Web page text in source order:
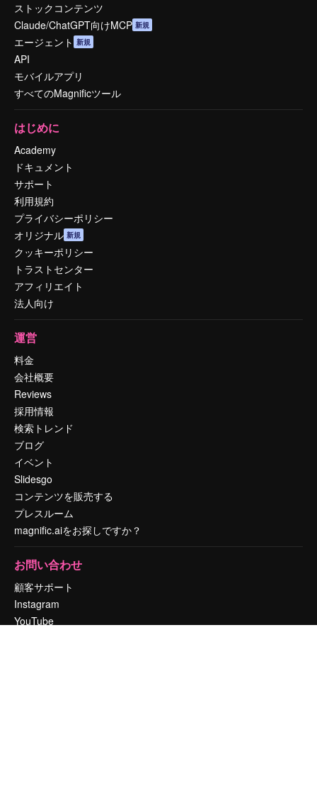
ストックコンテンツ
Claude/ChatGPT向けMCP 新規
エージェント 新規
API
モバイルアプリ
すべてのMagnificツール
はじめに
Academy
ドキュメント
サポート
利用規約
プライバシーポリシー
オリジナル 新規
クッキーポリシー
トラストセンター
アフィリエイト
法人向け
運営
料金
会社概要
Reviews
採用情報
検索トレンド
ブログ
イベント
Slidesgo
コンテンツを販売する
プレスルーム
magnific.aiをお探しですか？
お問い合わせ
顧客サポート
Instagram
YouTube